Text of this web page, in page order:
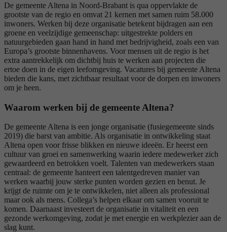
De gemeente Altena in Noord-Brabant is qua oppervlakte de
grootste van de regio en omvat 21 kernen met samen ruim 58.000
inwoners. Werken bij deze organisatie betekent bijdragen aan een
groene en veelzijdige gemeenschap: uitgestrekte polders en
natuurgebieden gaan hand in hand met bedrijvigheid, zoals een van
Europa’s grootste binnenhavens. Voor mensen uit de regio is het
extra aantrekkelijk om dichtbij huis te werken aan projecten die
ertoe doen in de eigen leefomgeving. Vacatures bij gemeente Altena
bieden die kans, met zichtbaar resultaat voor de dorpen en inwoners
om je heen.
Waarom werken bij de gemeente Altena?
De gemeente Altena is een jonge organisatie (fusiegemeente sinds
2019) die barst van ambitie. Als organisatie in ontwikkeling staat
Altena open voor frisse blikken en nieuwe ideeën. Er heerst een
cultuur van groei en samenwerking waarin iedere medewerker zich
gewaardeerd en betrokken voelt. Talenten van medewerkers staan
centraal: de gemeente hanteert een talentgedreven manier van
werken waarbij jouw sterke punten worden gezien en benut. Je
krijgt de ruimte om je te ontwikkelen, niet alleen als professional
maar ook als mens. Collega’s helpen elkaar om samen vooruit te
komen. Daarnaast investeert de organisatie in vitaliteit en een
gezonde werkomgeving, zodat je met energie en werkplezier aan de
slag kunt.